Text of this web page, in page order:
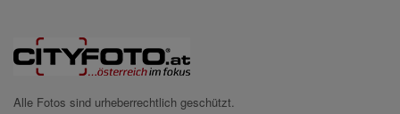
Alle Fotos sind urheberrechtlich geschützt.